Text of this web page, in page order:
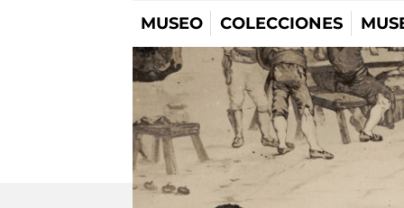
MUSEO COLECCIONES